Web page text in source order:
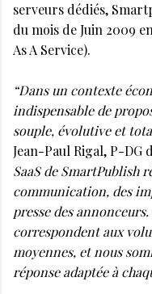
serveurs dédiés,
du mois de Juin 2009
As A Service).
“Dans un contexte
indispensable de
souple, évolutive et
Jean-Paul Rigal, P-DG
SaaS de SmartPublish
communication, des
presse des
correspondent aux
moyennes, et nous
réponse adaptée à